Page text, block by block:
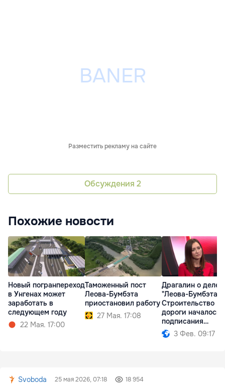
Разместить рекламу на сайте
Обсуждения 2
Похожие новости
Новый погранпереход
в Унгенах может
заработать в
следующем году
22 Мая. 17:00
Таможенный пост
Леова-Бумбэта
приостановил работу
27 Мая. 17:08
Драгалин о деле
"Леова-Бумбэта":
Строительство
дороги началось
подписания
контракта
3 Фев. 09:17
Svoboda 25 мая 2026, 07:18 18 954